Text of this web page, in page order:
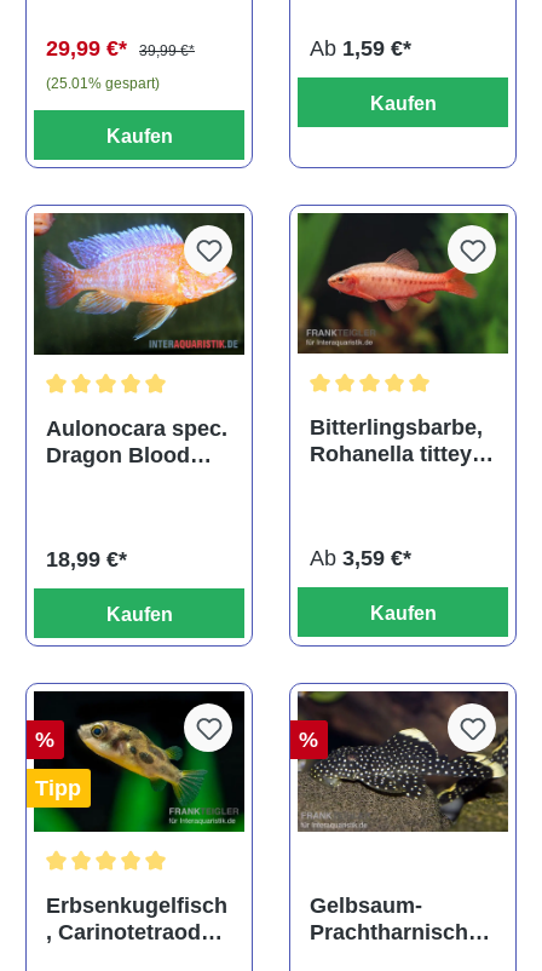
29,99 €*
39,99 €*
(25.01% gespart)
Kaufen
Ab 1,59 €*
Kaufen
Durchschnittliche Bewertung von 5 von 5 Sternen
Aulonocara spec.
Dragon Blood
18,99 €*
Kaufen
Bitterlingsbarbe,
Rohanella titteya,
Ab 3,59 €*
Kaufen
%
Tipp
Erbsenkugelfisch
, Carinotetraodon
%
Gelbsaum-
Prachtharnischw